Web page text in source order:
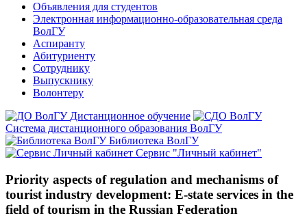
Объявления для студентов
Электронная информационно-образовательная среда
ВолГУ
Аспиранту
Абитуриенту
Сотруднику
Выпускнику
Волонтеру
Дистанционное обучение
Система дистанционного образования ВолГУ
Библиотека ВолГУ
Сервис "Личный кабинет"
Priority aspects of regulation and mechanisms of
tourist industry development: E-state services in the
field of tourism in the Russian Federation